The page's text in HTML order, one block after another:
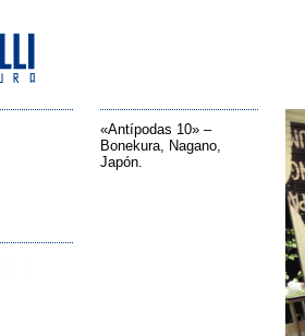
«Antípodas 10» –
Bonekura, Nagano,
Japón.